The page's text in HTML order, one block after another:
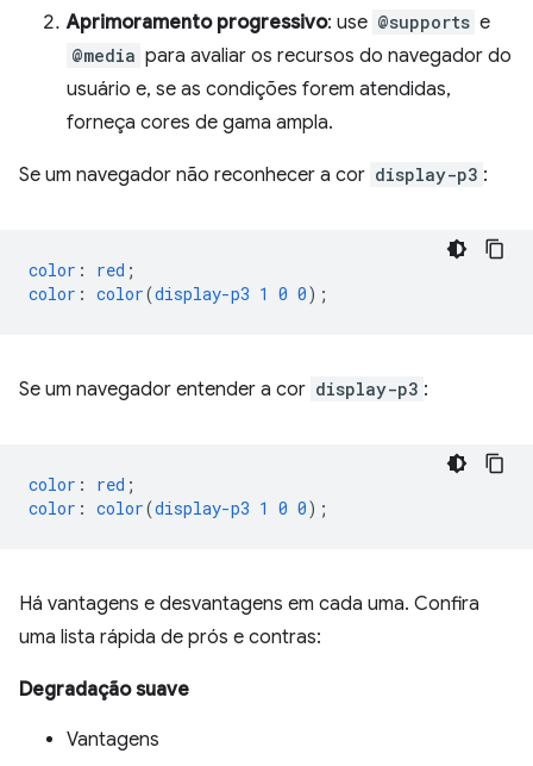
Aprimoramento progressivo: use @supports e
@media para avaliar os recursos do navegador do
usuário e, se as condições forem atendidas,
forneça cores de gama ampla.
Se um navegador não reconhecer a cor display-p3 :
color : red ;
color : color(display-p3 1 0 0);
Se um navegador entender a cor display-p3 :
color : red ;
color : color(display-p3 1 0 0);
Há vantagens e desvantagens em cada uma. Confira
uma lista rápida de prós e contras:
Degradação suave
Vantagens